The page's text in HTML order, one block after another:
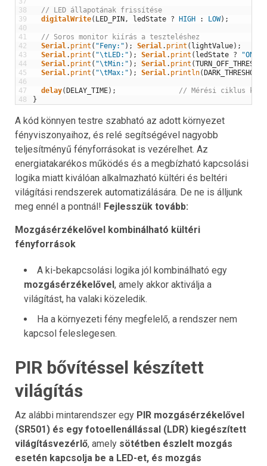
38
39
40
41
42
43
44
45
46
47
48
// LED állapotának frissítése
digitalWrite( LED_PIN , ledState ? HIGH : LOW) ;
// Soros monitor kiírás a teszteléshez
Serial. print ( "Feny:" ) ; Serial. print ( lightValue) ;
Serial. print ( "\tLED:" ) ; Serial. print ( ledState ? "ON"
Serial. print ( "\tMin:" ) ; Serial. print (
Serial. print ( "\tMax:" ) ; Serial. println( DARK_THRESHOLD
delay( DELAY_TIME) ;
// Mérési ciklus
}
A kód könnyen testre szabható az adott környezet
fényviszonyaihoz, és relé segítségével nagyobb
teljesítményű fényforrásokat is vezérelhet. Az
energiatakarékos működés és a megbízható kapcsolási
logika miatt kiválóan alkalmazható kültéri és beltéri
világítási rendszerek automatizálására. De ne is álljunk
meg ennél a pontnál! Fejlesszük tovább:
Mozgásérzékelővel kombinálható kültéri
fényforrások
A ki-bekapcsolási logika jól kombinálható egy
mozgásérzékelővel , amely akkor aktiválja a
világítást, ha valaki közeledik.
Ha a környezeti fény megfelelő, a rendszer nem
kapcsol feleslegesen.
PIR bővítéssel készített
világítás
Az alábbi mintarendszer egy PIR mozgásérzékelővel
(SR501) és egy fotoellenállással (LDR) kiegészített
világításvezérlő, amely sötétben észlelt mozgás
esetén kapcsolja be a LED-et, és mozgás